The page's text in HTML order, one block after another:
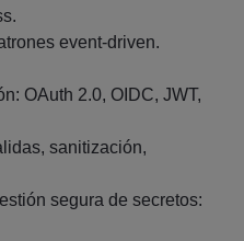
event-driven.
OAuth 2.0, OIDC, JWT,
sanitización,
segura de secretos: